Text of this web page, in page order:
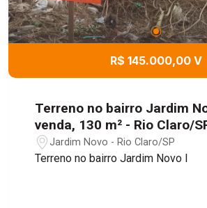
R$ 145.000,00 V
Terreno no bairro Jardim
venda, 130 m² - Rio Claro/
Jardim Novo - Rio Claro/SP
Terreno no bairro Jardim Novo I